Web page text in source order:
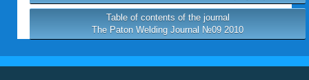
Table of contents of the journal
The Paton Welding Journal №09 2010